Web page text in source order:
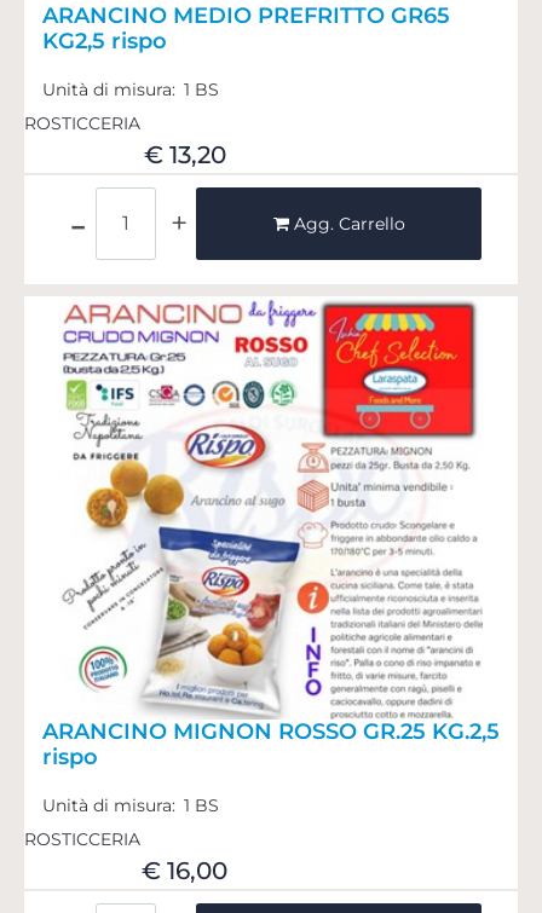
ARANCINO MEDIO PREFRITTO GR65
KG2,5 rispo
Unità di misura: 1 BS
ROSTICCERIA
€ 13,20
Agg. Carrello
ARANCINO MIGNON ROSSO GR.25 KG.2,5
rispo
Unità di misura: 1 BS
ROSTICCERIA
€ 16,00